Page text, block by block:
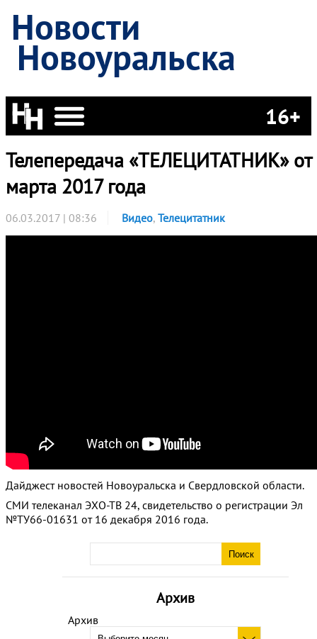
Новости
Новоуральска
16+
Архив
Архив
Телепередача «ТЕЛЕЦИТАТНИК» от
марта 2017 года
06.03.2017 | 08:36 Видео, Телецитатник
Дайджест новостей Новоуральска и Свердловской области.
СМИ телеканал ЭХО-ТВ 24, свидетельство о регистрации Эл
№ТУ66-01631 от 16 декабря 2016 года.